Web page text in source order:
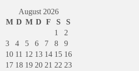
August 2026
M D M D F S
S
1
2
3
4 5 6 7 8
9
10 11 12 13 14 15 16
17 18 19 20 21 22 23